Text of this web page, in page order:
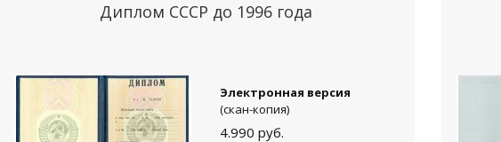
Диплом СССР до 1996 года
Электронная версия
(скан-копия)
4.990 руб.